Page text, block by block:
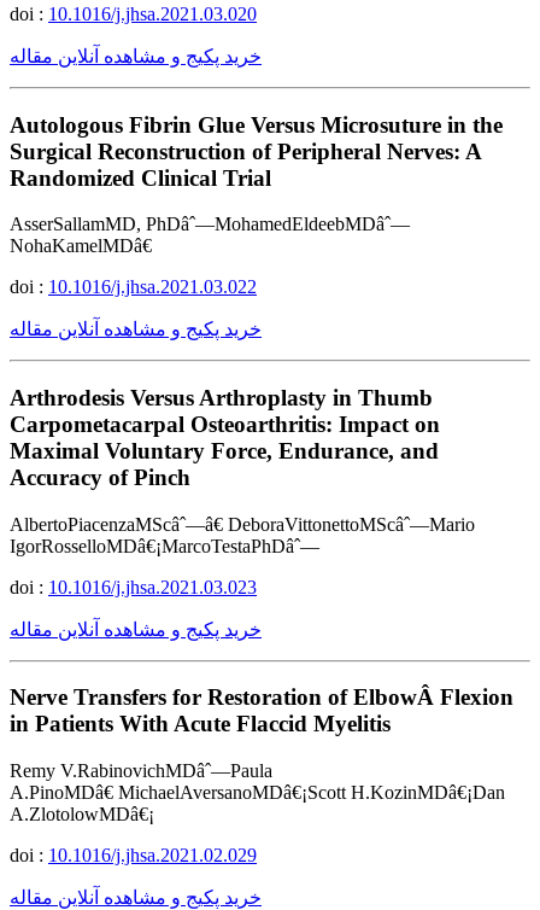
doi : 10.1016/j.jhsa.2021.03.020
خرید پکیج و مشاهده آنلاین مقاله
Autologous Fibrin Glue Versus Microsuture in the
Surgical Reconstruction of Peripheral Nerves: A
Randomized Clinical Trial
AsserSallamMD, PhDâˆ—MohamedEldeebMDâˆ—
NohaKamelMDâ€
doi : 10.1016/j.jhsa.2021.03.022
خرید پکیج و مشاهده آنلاین مقاله
Arthrodesis Versus Arthroplasty in Thumb
Carpometacarpal Osteoarthritis: Impact on
Maximal Voluntary Force, Endurance, and
Accuracy of Pinch
AlbertoPiacenzaMScâˆ—â€ DeboraVittonettoMScâˆ—Mario
IgorRosselloMDâ€¡MarcoTestaPhDâˆ—
doi : 10.1016/j.jhsa.2021.03.023
خرید پکیج و مشاهده آنلاین مقاله
Nerve Transfers for Restoration of ElbowÂ Flexion
in Patients With Acute Flaccid Myelitis
Remy V.RabinovichMDâˆ—Paula
A.PinoMDâ€ MichaelAversanoMDâ€¡Scott H.KozinMDâ€¡Dan
A.ZlotolowMDâ€¡
doi : 10.1016/j.jhsa.2021.02.029
خرید پکیج و مشاهده آنلاین مقاله